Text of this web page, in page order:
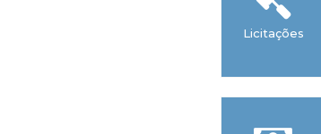
Licitações